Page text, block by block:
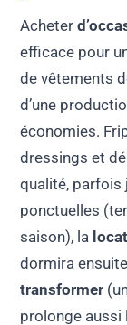
Acheter
efficace pour
de vêtements
d’une
économies.
dressings et
qualité, parfois
ponctuelles
saison), la
dormira
transformer
prolonge aussi